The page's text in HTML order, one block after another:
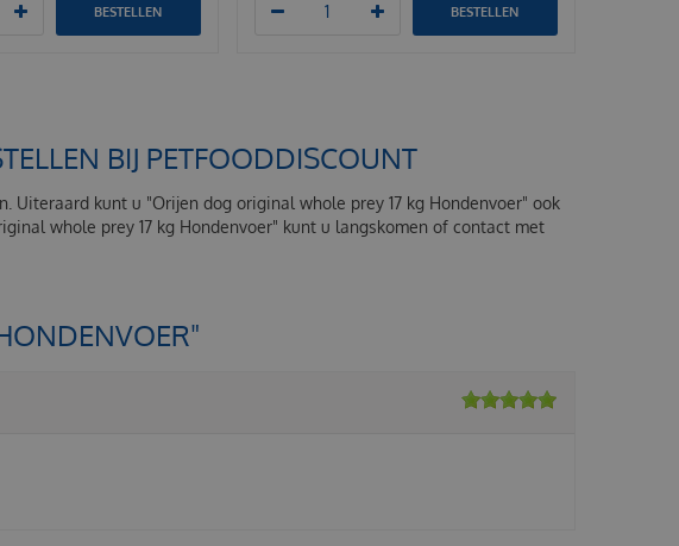
BESTELLEN BESTELLEN
BIJ PETFOODDISCOUNT
kunt u "Orijen dog original whole prey 17 kg Hondenvoer" ook
whole prey 17 kg Hondenvoer" kunt u langskomen of contact met